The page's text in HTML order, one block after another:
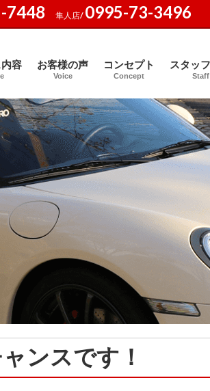
7448 隼人店/ 0995-73-3496
容 お客様の声
Voice
コンセプト
Concept
スタッ
Staff
ンスです！